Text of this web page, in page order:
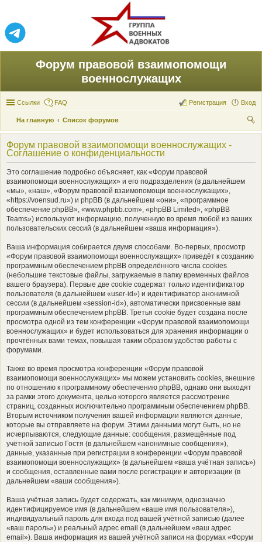
Форум правовой взаимопомощи
военнослужащих
Ссылки FAQ Вход
Регистрация
На главную
Список форумов
ои
Форум правовой взаимопомощи военнослужащих -
Соглашение о конфиденциальности
Это соглашение подробно объясняет, как «Форум правовой
взаимопомощи военнослужащих» и его подразделения (в дальнейшем
«мы», «наш», «Форум правовой взаимопомощи военнослужащих»,
«https://voensud.ru») и phpBB (в дальнейшем «они», «программное
обеспечение phpBB», «www.phpbb.com», «phpBB Limited», «phpBB
Teams») используют информацию, полученную во время любой из ваших
пользовательских сессий (в дальнейшем «ваша информация»).
Ваша информация собирается двумя способами. Во-первых, просмотр
«Форум правовой взаимопомощи военнослужащих» приведёт к созданию
программным обеспечением phpBB определённого числа cookies
(небольшие текстовые файлы, загружаемые в папку временных файлов
вашего браузера). Первые две cookie содержат только идентификатор
пользователя (в дальнейшем «user-id») и идентификатор анонимной
сессии (в дальнейшем «session-id»), автоматически присвоенные вам
программным обеспечением phpBB. Третья cookie будет создана после
просмотра одной из тем конференции «Форум правовой взаимопомощи
военнослужащих» и будет использоваться для хранения информации о
прочтённых вами темах, повышая таким образом удобство работы с
форумами.
Также во время просмотра конференции «Форум правовой
взаимопомощи военнослужащих» мы можем установить cookies, внешние
по отношению к программному обеспечению phpBB, однако они выходят
за рамки этого документа, целью которого является рассмотрение
страниц, созданных исключительно программным обеспечением phpBB.
Вторым источником получения вашей информации являются данные,
которые вы отправляете на форум. Этими данными могут быть, но не
исчерпываются, следующие данные: сообщения, размещённые под
учётной записью Гостя (в дальнейшем «анонимные сообщения»),
данные, указанные при регистрации в конференции «Форум правовой
взаимопомощи военнослужащих» (в дальнейшем «ваша учётная запись»)
и сообщения, оставленные вами после регистрации и авторизации (в
дальнейшем «ваши сообщения»).
Ваша учётная запись будет содержать, как минимум, однозначно
идентифицируемое имя (в дальнейшем «ваше имя пользователя»),
индивидуальный пароль для входа под вашей учётной записью (далее
«ваш пароль») и реальный адрес email (в дальнейшем «ваш адрес
email»). Ваша информация из вашей учётной записи на форумах «Форум